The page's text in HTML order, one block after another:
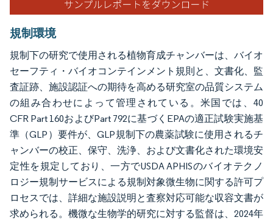
規制環境
規制下の研究で使用される植物育成チャンバーは、バイオ
セーフティ・バイオコンテインメント規則と、文書化、監
査証跡、施設認証への期待を高める研究室の品質システム
の組み合わせによって管理されている。米国では、40
CFR Part 160およびPart 792に基づくEPAの適正試験実施基
準（GLP）要件が、GLP規制下の農薬試験に使用されるチ
ャンバーの校正、保守、洗浄、および文書化された環境安
定性を規定しており、一方でUSDA APHISのバイオテクノ
ロジー規制サービスによる規制対象微生物に関する許可プ
ロセスでは、詳細な施設説明と査察対応可能な収容文書が
求められる。機微な生物学的研究に対する監督は、2024年